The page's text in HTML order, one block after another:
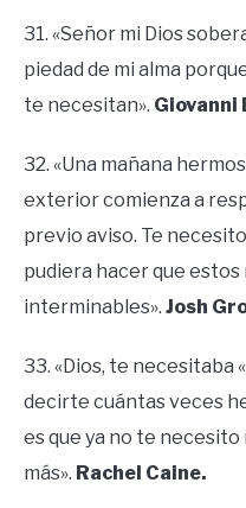
31. «Señor mi Dios
piedad de mi alma
te necesitan». Giovanni
32. «Una mañana
exterior comienza a
previo aviso. Te
pudiera hacer que
interminables». Josh
33. «Dios, te necesitaba
decirte cuántas veces
es que ya no te
más». Rachel Caine.